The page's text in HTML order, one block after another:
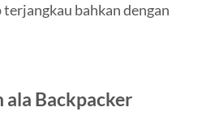
bahkan dengan
ala Backpacker